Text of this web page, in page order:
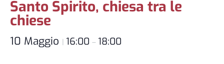
Santo Spirito, chiesa tra le
chiese
10 Maggio | 16:00 – 18:00